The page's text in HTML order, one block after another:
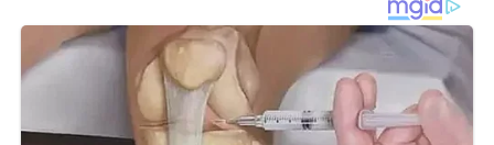
Salz
Muskat
Schnittlauch